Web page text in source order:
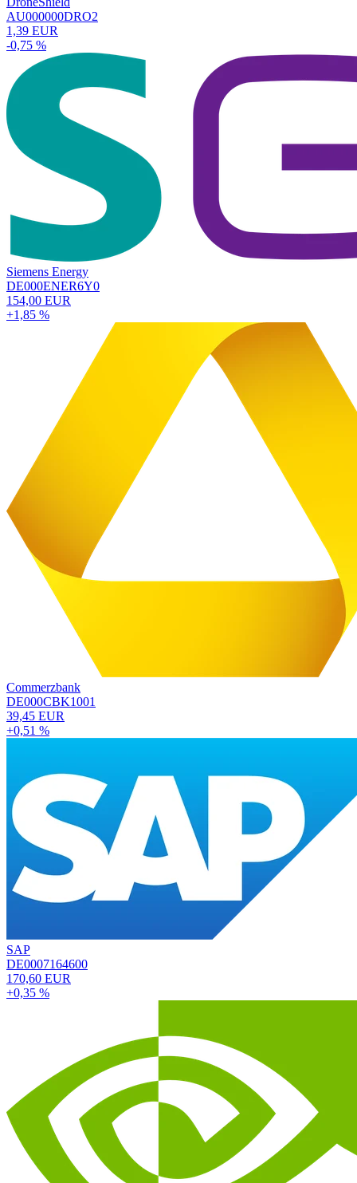
AU000000DRO2
1,39 EUR
-0,75 %
Siemens Energy
DE000ENER6Y0
154,00 EUR
+1,85 %
Commerzbank
DE000CBK1001
39,45 EUR
+0,51 %
SAP
DE0007164600
170,60 EUR
+0,35 %